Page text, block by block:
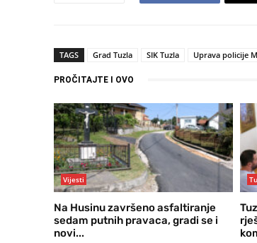
TAGS Grad Tuzla SIK Tuzla Uprava policije
PROČITAJTE I OVO
Vijesti
Na Husinu završeno asfaltiranje
sedam putnih pravaca, gradi se i
novi...